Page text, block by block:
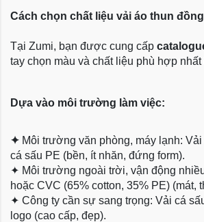
Cách chọn chất liệu vải áo thun
Tại Zumi, bạn được cung cấp
tay chọn màu và chất liệu phù hợp nhất
Dựa vào môi trường làm việc:
✦ Môi trường văn phòng, máy lạnh:
cá sấu PE (bền, ít nhăn, đứng form).
✦ Môi trường ngoài trời, vận động
hoặc CVC (65% cotton, 35% PE) (mát,
✦ Công ty cần sự sang trọng: Vải cá
logo (cao cấp, đẹp).